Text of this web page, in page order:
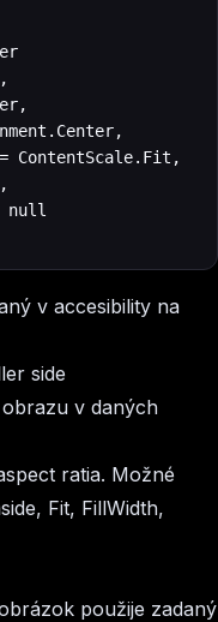
ContentScale.Fit,
null
v accesibility na
side
v daných
ratia. Možné
Fit, FillWidth,
použije zadaný